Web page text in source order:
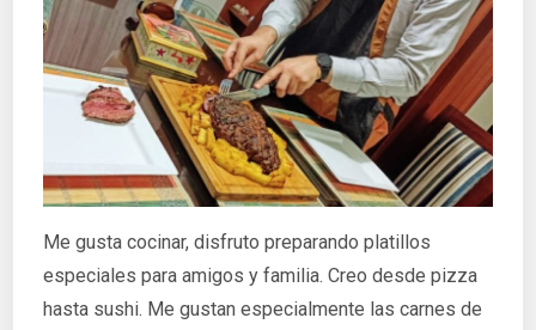
Me gusta cocinar, disfruto preparando platillos
especiales para amigos y familia. Creo desde pizza
hasta sushi. Me gustan especialmente las carnes de